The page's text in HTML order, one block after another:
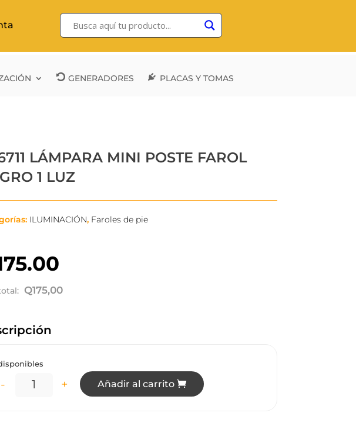
GENERADORES PLACAS Y TOMAS
LÁMPARA MINI POSTE FAROL
1 LUZ
ILUMINACIÓN, Faroles de pie
Q175,00
LP6711 LÁMPARA MINI POSTE FAROL NEGRO 1 LUZ cantidad
- + Añadir al carrito